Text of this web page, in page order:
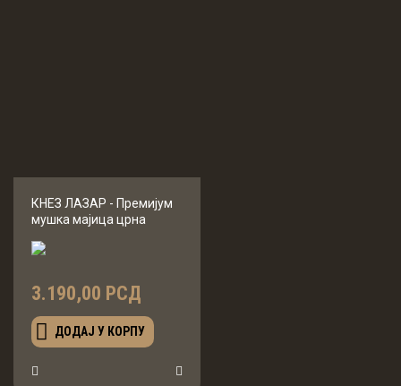
КНЕЗ ЛАЗАР - Премиjум
мушка мајица црна
3.190,00 РСД
ДОДАЈ У КОРПУ